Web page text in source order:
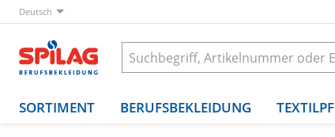
Deutsch
SORTIMENT BERUFSBEKLEIDUNG